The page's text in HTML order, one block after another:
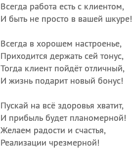
Всегда работа есть с клиентом,
И быть не просто в вашей шкуре!
Всегда в хорошем настроенье,
Приходится держать сей тонус,
Тогда клиент пойдёт отличный,
И жизнь подарит новый бонус!
Пускай на всё здоровья хватит,
И прибыль будет планомерной!
Желаем радости и счастья,
Реализации чрезмерной!